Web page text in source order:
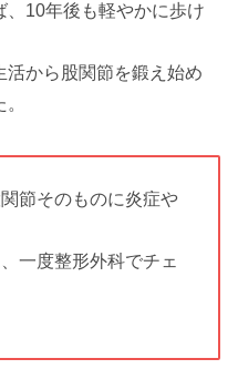
、10年後も軽やかに歩け
から股関節を鍛え始め
節そのものに炎症や
一度整形外科でチェ